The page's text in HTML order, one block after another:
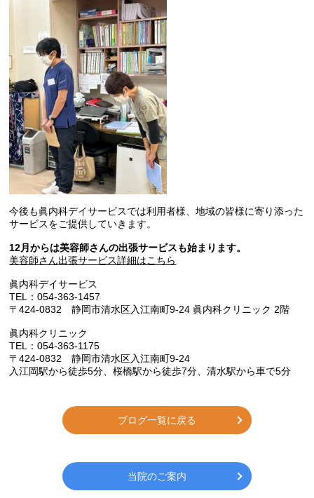
今後も眞内科デイサービスでは利用者様、地域の皆様に寄り添った
サービスをご提供していきます。
12月からは美容師さんの出張サービスも始まります。
美容師さん出張サービス詳細はこちら
眞内科デイサービス
TEL：054-363-1457
〒424-0832 静岡市清水区入江南町9-24 眞内科クリニック 2階
眞内科クリニック
TEL：054-363-1175
〒424-0832 静岡市清水区入江南町9-24
入江岡駅から徒歩5分、桜橋駅から徒歩7分、清水駅から車で5分
ブログ一覧に戻る
当院のご案内